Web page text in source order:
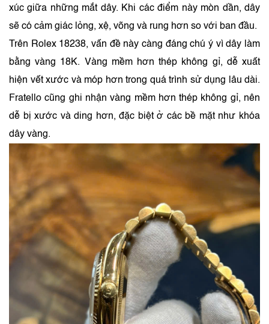
xúc giữa những mắt dây. Khi các điểm này mòn dần, dây
sẽ có cảm giác lỏng, xệ, võng và rung hơn so với ban đầu.
Trên Rolex 18238, vấn đề này càng đáng chú ý vì dây làm
bằng vàng 18K. Vàng mềm hơn thép không gỉ, dễ xuất
hiện vết xước và móp hơn trong quá trình sử dụng lâu dài.
Fratello cũng ghi nhận vàng mềm hơn thép không gỉ, nên
dễ bị xước và ding hơn, đặc biệt ở các bề mặt như khóa
dây vàng.